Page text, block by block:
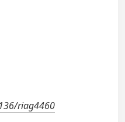
riag4460